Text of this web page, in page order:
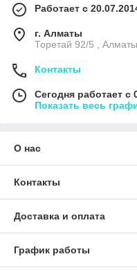
Работает с
г. Алматы
Торетай 92/5 ,
Контакты
Сегодня работает с
Показать весь
О нас
Контакты
Доставка и оплата
График работы